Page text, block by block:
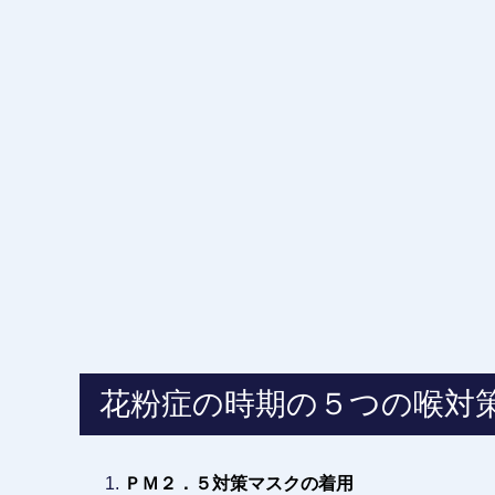
花粉症の時期の５つの喉対
ＰＭ２．５対策マスクの着用